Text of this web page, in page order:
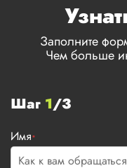
Заполните
Чем больше
Шаг 1/3
Имя*